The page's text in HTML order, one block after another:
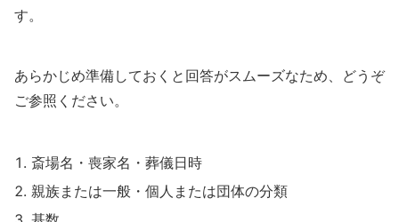
す。
あらかじめ準備しておくと回答がスムーズなため、どうぞ
ご参照ください。
斎場名・喪家名・葬儀日時
親族または一般・個人または団体の分類